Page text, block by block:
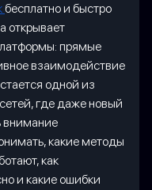
бесплатно и быстро
открывает
прямые
взаимодействие
одной из
где даже новый
внимание
какие методы
как
и какие ошибки